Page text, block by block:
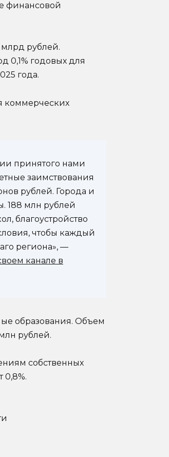
финансовой
млрд рублей.
0,1% годовых для
года.
коммерческих
принятого нами
заимствования
рублей. Города и
188 млн рублей
благоустройство
чтобы каждый
региона», —
канале в
образования. Объем
рублей.
собственных
0,8%.